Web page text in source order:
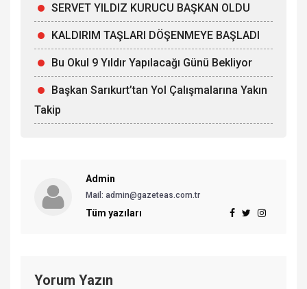
SERVET YILDIZ KURUCU BAŞKAN OLDU
KALDIRIM TAŞLARI DÖŞENMEYE BAŞLADI
Bu Okul 9 Yıldır Yapılacağı Günü Bekliyor
Başkan Sarıkurt’tan Yol Çalışmalarına Yakın
Takip
Admin
Mail: admin@gazeteas.com.tr
Tüm yazıları
Yorum Yazın